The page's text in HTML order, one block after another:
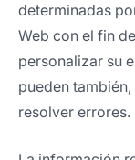
determinadas
Web con el fin
personalizar su
pueden
resolver errores.